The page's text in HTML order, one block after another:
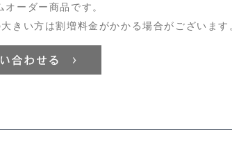
オーダー商品です。
きい方は割増料金がかかる場合がございます